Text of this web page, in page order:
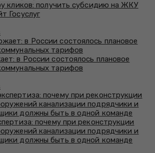
кликов: получить субсидию на ЖКУ
Госуслуг
в России состоялось плановое
тарифов
почему при реконструкции
канализации подрядчики и
должны быть в одной команде